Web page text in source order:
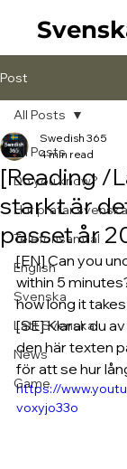
Post
All Posts
Do you know?
Hur pratar
Telefonsamtal
English
Svenska
Lätt Svenska
News
Game
All Posts
[Reading /
starkt är
passet år
Swedish 365
4 min read
[EN] Can you
within 5
how long it
[SE] Klarar du
den här texten
för att se hur
https://
voxyjo33o